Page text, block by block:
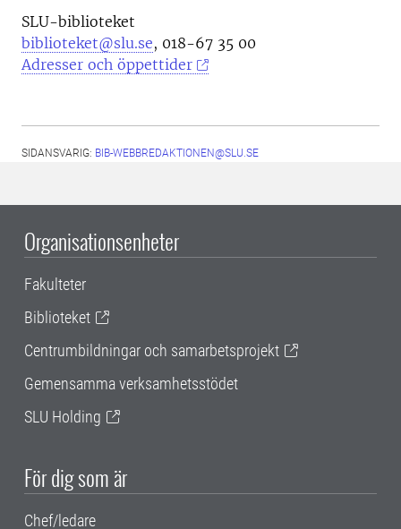
SLU-biblioteket
biblioteket@slu.se, 018-67 35 00
Adresser och öppettider
SIDANSVARIG: BIB-WEBBREDAKTIONEN@SLU.SE
Organisationsenheter
Fakulteter
Biblioteket
Centrumbildningar och samarbetsprojekt
Gemensamma verksamhetsstödet
SLU Holding
För dig som är
Chef/ledare